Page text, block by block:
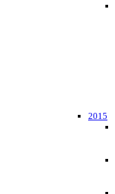
2015